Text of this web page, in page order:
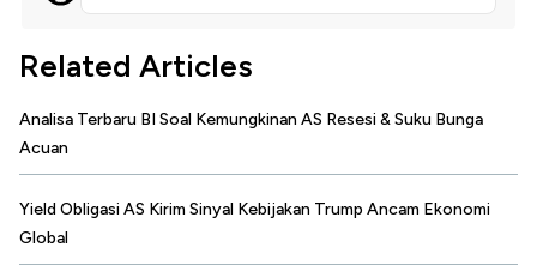
Related Articles
Analisa Terbaru BI Soal Kemungkinan AS Resesi & Suku Bunga
Acuan
Yield Obligasi AS Kirim Sinyal Kebijakan Trump Ancam Ekonomi
Global